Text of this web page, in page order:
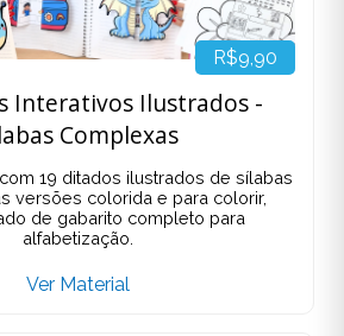
R$9,90
Interativos Ilustrados -
Complexas
19 ditados ilustrados de sílabas
versões colorida e para colorir,
de gabarito completo para
alfabetização.
Ver Material